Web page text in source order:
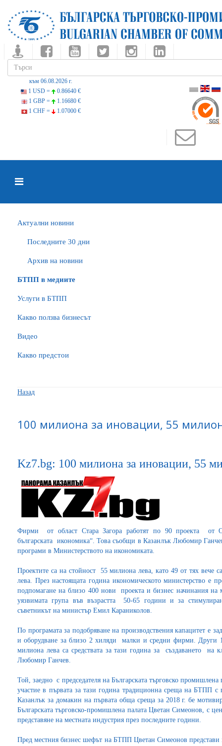
към 06.08.2026 г.
1 USD =
0.86640 €
1 GBP =
1.16680 €
1 CHF =
1.07000 €
Актуални новини
Последните 30 дни
Архив на новини
БTПП в медиите
Услуги в БТПП
Какво ползва бизнесът
Видео
Какво предстои
Назад
100 милиона за иновации, 55
Kz7.bg: 100 милиона за иновации, 55
Фирми от област Стара Загора работят по 90 проекта от
българската икономика“. Това съобщи в Казанлък Любомир
програми в Министерството на икономиката.
Проектите са на стойност 55 милиона лева, като 49 от тях вече
лева. През настоящата година икономическото министерство е
подпомагане на близо 400 нови проекта и бизнес начинания на
уязвимата група във възрастта 50-65 години и за
съветникът на министър Емил Караниколов.
По програмата за подобряване на производствения капацитет е
и оборудване за близо 2 хиляди малки и средни фирми. Други
милиона лева са средствата за тази година за създаването на
Любомир Ганчев.
Той, заедно с председателя на Българската търговско
участие в първата за тази година традиционна среща на БТПП с
Казанлък за домакин на първата обща среща за 2018 г. бе
Българската търговско-промишлена палата Цветан Симеонов, с
представяне на местната индустрия през последните години.
Пред местния бизнес шефът на БТПП Цветан Симеонов представи